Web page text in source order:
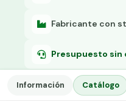
Fabricante con
Presupuesto sin
Información Catálogo